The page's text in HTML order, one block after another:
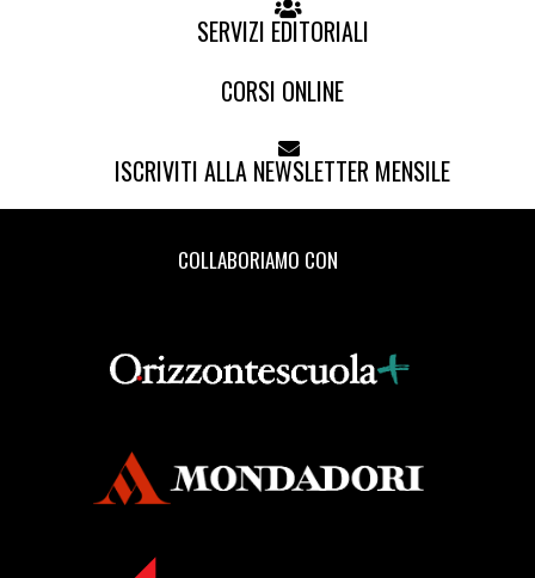
SERVIZI EDITORIALI
CORSI ONLINE
ISCRIVITI ALLA NEWSLETTER MENSILE
COLLABORIAMO CON